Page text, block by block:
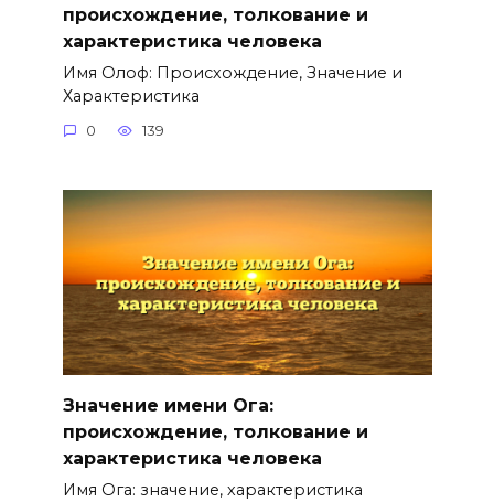
происхождение, толкование и
характеристика человека
Имя Олоф: Происхождение, Значение и
Характеристика
0 139
Значение имени Ога:
происхождение, толкование и
характеристика человека
Имя Ога: значение, характеристика